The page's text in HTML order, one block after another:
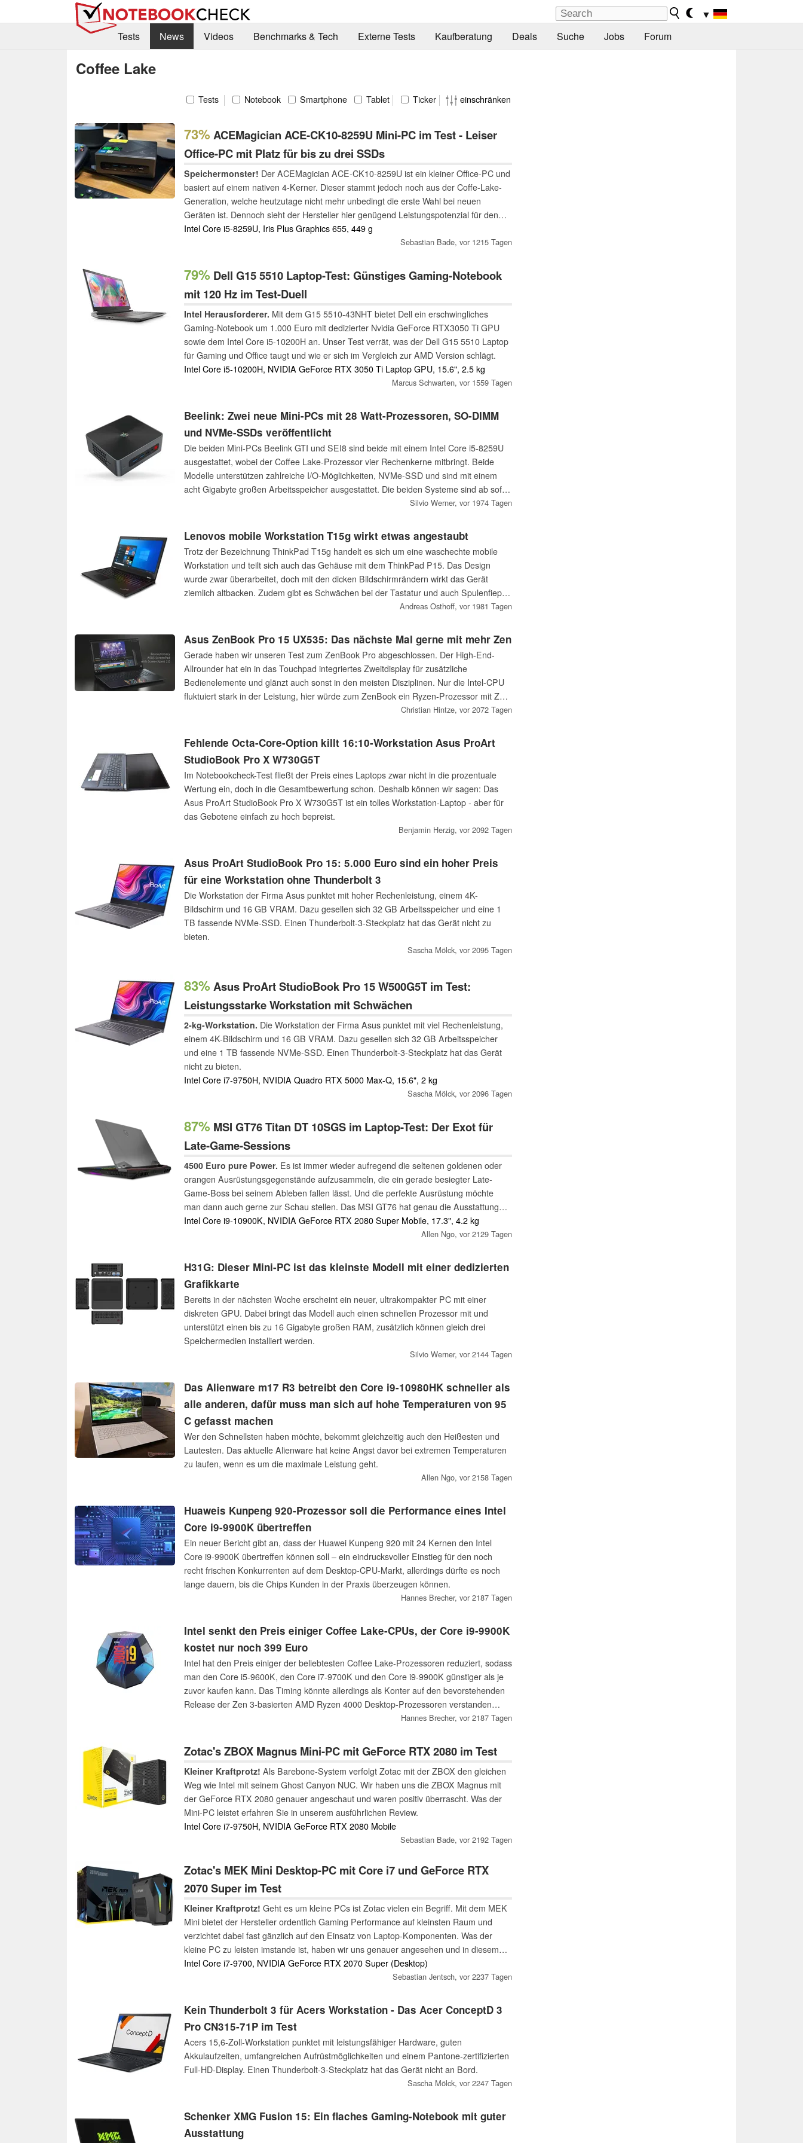
▼
Tests
News Videos Benchmarks & Tech Externe Tests Kaufberatung Deals Suche Jobs Forum
Coffee Lake
Tests Notebook Smartphone Tablet Ticker einschränken
73% ACEMagician ACE-CK10-8259U Mini-PC im Test - Leiser
Office-PC mit Platz für bis zu drei SSDs
Speichermonster! Der ACEMagician ACE-CK10-8259U ist ein kleiner Office-PC und
basiert auf einem nativen 4-Kerner. Dieser stammt jedoch noch aus der Coffe-Lake-
Generation, welche heutzutage nicht mehr unbedingt die erste Wahl bei neuen
Geräten ist. Dennoch sieht der Hersteller hier genügend Leistungspotenzial für den
Alltagsgebrauch. Wir haben den ACEMagician ACE-CK10-8259U durch unseren
Testparcours gejagt und in diesem Review erfahren Sie, was das SoC noch leisten
Intel Core i5-8259U, Iris Plus Graphics 655, 449 g
Sebastian Bade, vor 1215 Tagen
79% Dell G15 5510 Laptop-Test: Günstiges Gaming-Notebook
mit 120 Hz im Test-Duell
Intel Herausforderer. Mit dem G15 5510-43NHT bietet Dell ein erschwingliches
Gaming-Notebook um 1.000 Euro mit dedizierter Nvidia GeForce RTX3050 Ti GPU
sowie dem Intel Core i5-10200H an. Unser Test verrät, was der Dell G15 5510 Laptop
für Gaming und Office taugt und wie er sich im Vergleich zur AMD Version schlägt.
Intel Core i5-10200H, NVIDIA GeForce RTX 3050 Ti Laptop GPU, 15.6", 2.5 kg
Marcus Schwarten, vor 1559 Tagen
Beelink: Zwei neue Mini-PCs mit 28 Watt-Prozessoren, SO-DIMM
und NVMe-SSDs veröffentlicht
Die beiden Mini-PCs Beelink GTI und SEI8 sind beide mit einem Intel Core i5-8259U
ausgestattet, wobei der Coffee Lake-Prozessor vier Rechenkerne mitbringt. Beide
Modelle unterstützen zahlreiche I/O-Möglichkeiten, NVMe-SSD und sind mit einem
acht Gigabyte großen Arbeitsspeicher ausgestattet. Die beiden Systeme sind ab sofort
Silvio Werner, vor 1974 Tagen
Lenovos mobile Workstation T15g wirkt etwas angestaubt
Trotz der Bezeichnung ThinkPad T15g handelt es sich um eine waschechte mobile
Workstation und teilt sich auch das Gehäuse mit dem ThinkPad P15. Das Design
wurde zwar überarbeitet, doch mit den dicken Bildschirmrändern wirkt das Gerät
ziemlich altbacken. Zudem gibt es Schwächen bei der Tastatur und auch Spulenfiepen
Andreas Osthoff, vor 1981 Tagen
Asus ZenBook Pro 15 UX535: Das nächste Mal gerne mit mehr Zen
Gerade haben wir unseren Test zum ZenBook Pro abgeschlossen. Der High-End-
Allrounder hat ein in das Touchpad integriertes Zweitdisplay für zusätzliche
Bedienelemente und glänzt auch sonst in den meisten Disziplinen. Nur die Intel-CPU
fluktuiert stark in der Leistung, hier würde zum ZenBook ein Ryzen-Prozessor mit Zen-
Christian Hintze, vor 2072 Tagen
Fehlende Octa-Core-Option killt 16:10-Workstation Asus ProArt
StudioBook Pro X W730G5T
Im Notebookcheck-Test fließt der Preis eines Laptops zwar nicht in die prozentuale
Wertung ein, doch in die Gesamtbewertung schon. Deshalb können wir sagen: Das
Asus ProArt StudioBook Pro X W730G5T ist ein tolles Workstation-Laptop - aber für
das Gebotene einfach zu hoch bepreist.
Benjamin Herzig, vor 2092 Tagen
Asus ProArt StudioBook Pro 15: 5.000 Euro sind ein hoher Preis
für eine Workstation ohne Thunderbolt 3
Die Workstation der Firma Asus punktet mit hoher Rechenleistung, einem 4K-
Bildschirm und 16 GB VRAM. Dazu gesellen sich 32 GB Arbeitsspeicher und eine 1
TB fassende NVMe-SSD. Einen Thunderbolt-3-Steckplatz hat das Gerät nicht zu
bieten.
Sascha Mölck, vor 2095 Tagen
83% Asus ProArt StudioBook Pro 15 W500G5T im Test:
Leistungsstarke Workstation mit Schwächen
2-kg-Workstation. Die Workstation der Firma Asus punktet mit viel Rechenleistung,
einem 4K-Bildschirm und 16 GB VRAM. Dazu gesellen sich 32 GB Arbeitsspeicher
und eine 1 TB fassende NVMe-SSD. Einen Thunderbolt-3-Steckplatz hat das Gerät
nicht zu bieten.
Intel Core i7-9750H, NVIDIA Quadro RTX 5000 Max-Q, 15.6", 2 kg
Sascha Mölck, vor 2096 Tagen
87% MSI GT76 Titan DT 10SGS im Laptop-Test: Der Exot für
Late-Game-Sessions
4500 Euro pure Power. Es ist immer wieder aufregend die seltenen goldenen oder
orangen Ausrüstungsgegenstände aufzusammeln, die ein gerade besiegter Late-
Game-Boss bei seinem Ableben fallen lässt. Und die perfekte Ausrüstung möchte
man dann auch gerne zur Schau stellen. Das MSI GT76 hat genau die Ausstattung
und Leistung eines solch seltenen Drops, nach dem Gamer immerzu grinden.
Intel Core i9-10900K, NVIDIA GeForce RTX 2080 Super Mobile, 17.3", 4.2 kg
Allen Ngo, vor 2129 Tagen
H31G: Dieser Mini-PC ist das kleinste Modell mit einer dedizierten
Grafikkarte
Bereits in der nächsten Woche erscheint ein neuer, ultrakompakter PC mit einer
diskreten GPU. Dabei bringt das Modell auch einen schnellen Prozessor mit und
unterstützt einen bis zu 16 Gigabyte großen RAM, zusätzlich können gleich drei
Speichermedien installiert werden.
Silvio Werner, vor 2144 Tagen
Das Alienware m17 R3 betreibt den Core i9-10980HK schneller als
alle anderen, dafür muss man sich auf hohe Temperaturen von 95
C gefasst machen
Wer den Schnellsten haben möchte, bekommt gleichzeitig auch den Heißesten und
Lautesten. Das aktuelle Alienware hat keine Angst davor bei extremen Temperaturen
zu laufen, wenn es um die maximale Leistung geht.
Allen Ngo, vor 2158 Tagen
Huaweis Kunpeng 920-Prozessor soll die Performance eines Intel
Core i9-9900K übertreffen
Ein neuer Bericht gibt an, dass der Huawei Kunpeng 920 mit 24 Kernen den Intel
Core i9-9900K übertreffen können soll – ein eindrucksvoller Einstieg für den noch
recht frischen Konkurrenten auf dem Desktop-CPU-Markt, allerdings dürfte es noch
lange dauern, bis die Chips Kunden in der Praxis überzeugen können.
Hannes Brecher, vor 2187 Tagen
Intel senkt den Preis einiger Coffee Lake-CPUs, der Core i9-9900K
kostet nur noch 399 Euro
Intel hat den Preis einiger der beliebtesten Coffee Lake-Prozessoren reduziert, sodass
man den Core i5-9600K, den Core i7-9700K und den Core i9-9900K günstiger als je
zuvor kaufen kann. Das Timing könnte allerdings als Konter auf den bevorstehenden
Release der Zen 3-basierten AMD Ryzen 4000 Desktop-Prozessoren verstanden
Hannes Brecher, vor 2187 Tagen
Zotac's ZBOX Magnus Mini-PC mit GeForce RTX 2080 im Test
Kleiner Kraftprotz! Als Barebone-System verfolgt Zotac mit der ZBOX den gleichen
Weg wie Intel mit seinem Ghost Canyon NUC. Wir haben uns die ZBOX Magnus mit
der GeForce RTX 2080 genauer angeschaut und waren positiv überrascht. Was der
Mini-PC leistet erfahren Sie in unserem ausführlichen Review.
Intel Core i7-9750H, NVIDIA GeForce RTX 2080 Mobile
Sebastian Bade, vor 2192 Tagen
Zotac's MEK Mini Desktop-PC mit Core i7 und GeForce RTX
2070 Super im Test
Kleiner Kraftprotz! Geht es um kleine PCs ist Zotac vielen ein Begriff. Mit dem MEK
Mini bietet der Hersteller ordentlich Gaming Performance auf kleinsten Raum und
verzichtet dabei fast gänzlich auf den Einsatz von Laptop-Komponenten. Was der
kleine PC zu leisten imstande ist, haben wir uns genauer angesehen und in diesem
Review für Sie zusammengefasst.
Intel Core i7-9700, NVIDIA GeForce RTX 2070 Super (Desktop)
Sebastian Jentsch, vor 2237 Tagen
Kein Thunderbolt 3 für Acers Workstation - Das Acer ConceptD 3
Pro CN315-71P im Test
Acers 15,6-Zoll-Workstation punktet mit leistungsfähiger Hardware, guten
Akkulaufzeiten, umfangreichen Aufrüstmöglichkeiten und einem Pantone-zertifizierten
Full-HD-Display. Einen Thunderbolt-3-Steckplatz hat das Gerät nicht an Bord.
Sascha Mölck, vor 2247 Tagen
Schenker XMG Fusion 15: Ein flaches Gaming-Notebook mit guter
Ausstattung